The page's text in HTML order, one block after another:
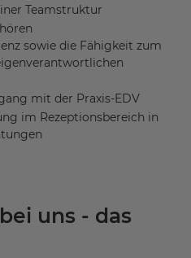
Teamstruktur
sowie die Fähigkeit zum
mit der Praxis-EDV
im Rezeptionsbereich in
uns - das